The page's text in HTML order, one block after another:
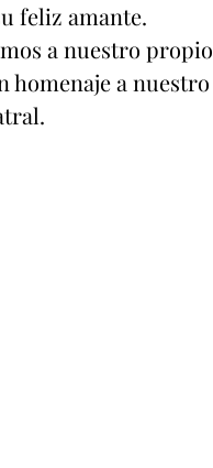
feliz amante.
a nuestro propio
homenaje a nuestro